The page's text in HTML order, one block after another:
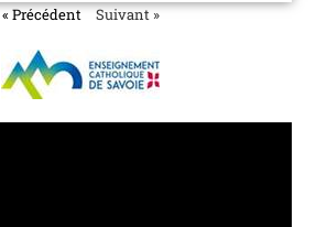
« Précédent Suivant »